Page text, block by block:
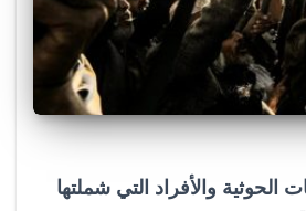
الحوثية والأفراد التي شملتها